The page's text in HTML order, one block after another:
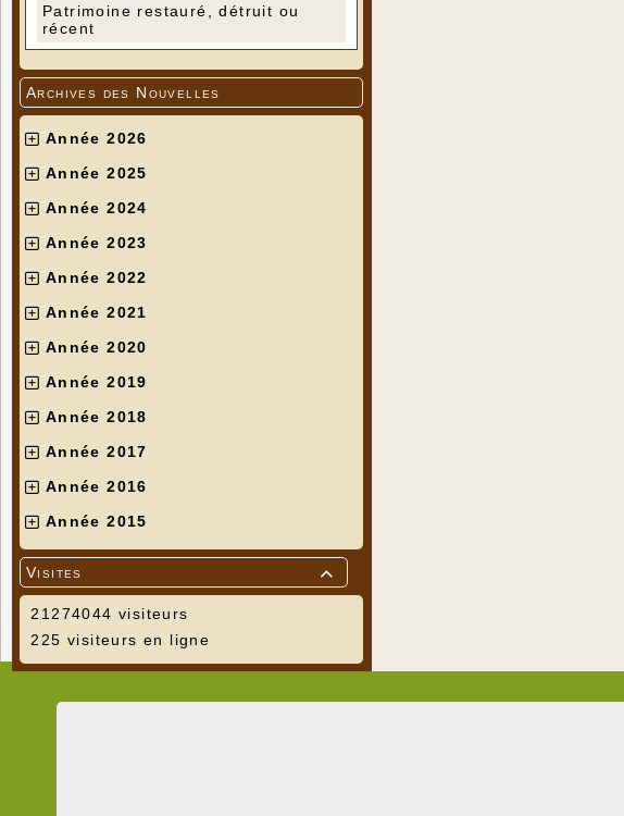
Patrimoine restauré, détruit ou
récent
Archives des Nouvelles
Année 2026
Année 2025
Année 2024
Année 2023
Année 2022
Année 2021
Année 2020
Année 2019
Année 2018
Année 2017
Année 2016
Année 2015

Visites
21274044 visiteurs
225 visiteurs en ligne